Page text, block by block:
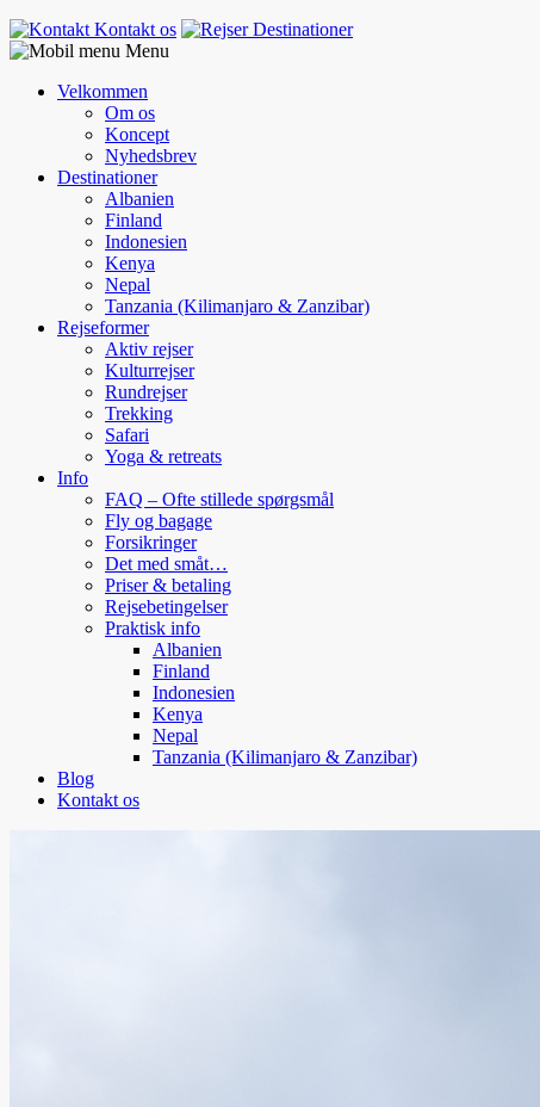
Kontakt os
Destinationer
Menu
Velkommen
Om os
Koncept
Nyhedsbrev
Destinationer
Albanien
Finland
Indonesien
Kenya
Nepal
Tanzania (Kilimanjaro & Zanzibar)
Rejseformer
Aktiv rejser
Kulturrejser
Rundrejser
Trekking
Safari
Yoga & retreats
Info
FAQ – Ofte stillede spørgsmål
Fly og bagage
Forsikringer
Det med småt…
Priser & betaling
Rejsebetingelser
Praktisk info
Albanien
Finland
Indonesien
Kenya
Nepal
Tanzania (Kilimanjaro & Zanzibar)
Blog
Kontakt os